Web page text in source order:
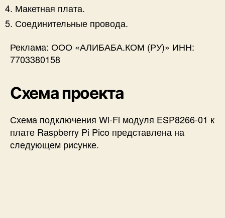
Макетная плата.
Соединительные провода.
Реклама: ООО «АЛИБАБА.КОМ (РУ)» ИНН:
7703380158
Схема проекта
Схема подключения Wi-Fi модуля ESP8266-01 к
плате Raspberry Pi Pico представлена на
следующем рисунке.